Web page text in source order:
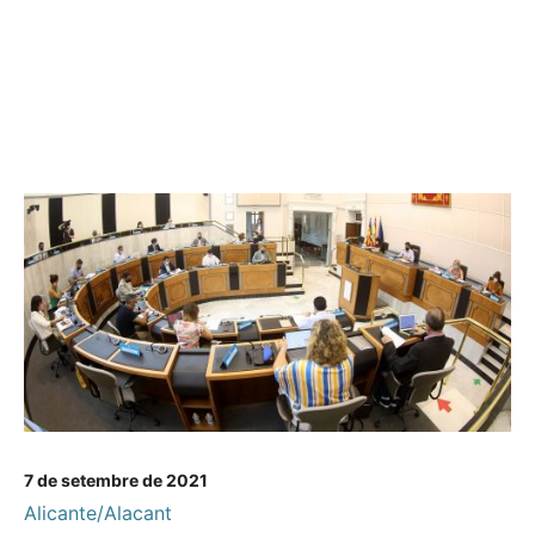
7 de setembre de 2021
Alicante/Alacant